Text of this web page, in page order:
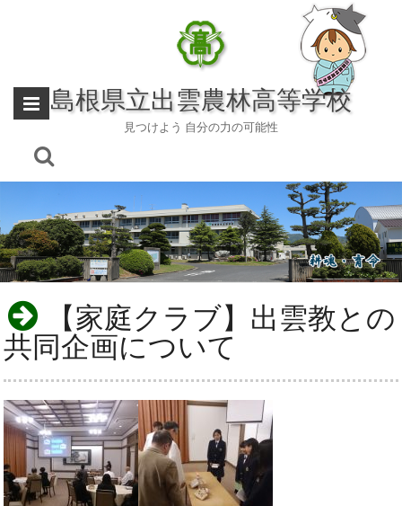
島根県立出雲農林高等学校
見つけよう 自分の力の可能性
【家庭クラブ】出雲教との
共同企画について